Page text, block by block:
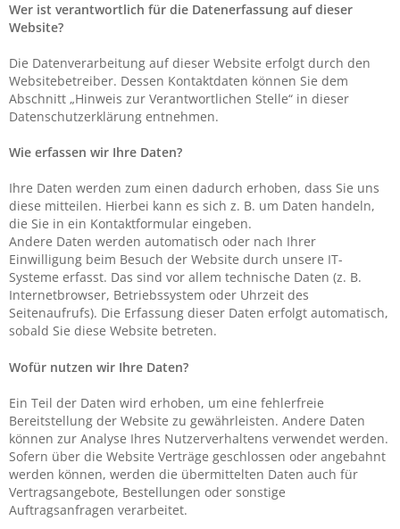
Wer ist verantwortlich für die Datenerfassung auf dieser
Website?
Die Datenverarbeitung auf dieser Website erfolgt durch den
Websitebetreiber. Dessen Kontaktdaten können Sie dem
Abschnitt „Hinweis zur Verantwortlichen Stelle“ in dieser
Datenschutzerklärung entnehmen.
Wie erfassen wir Ihre Daten?
Ihre Daten werden zum einen dadurch erhoben, dass Sie uns
diese mitteilen. Hierbei kann es sich z. B. um Daten handeln,
die Sie in ein Kontaktformular eingeben.
Andere Daten werden automatisch oder nach Ihrer
Einwilligung beim Besuch der Website durch unsere IT-
Systeme erfasst. Das sind vor allem technische Daten (z. B.
Internetbrowser, Betriebssystem oder Uhrzeit des
Seitenaufrufs). Die Erfassung dieser Daten erfolgt automatisch,
sobald Sie diese Website betreten.
Wofür nutzen wir Ihre Daten?
Ein Teil der Daten wird erhoben, um eine fehlerfreie
Bereitstellung der Website zu gewährleisten. Andere Daten
können zur Analyse Ihres Nutzerverhaltens verwendet werden.
Sofern über die Website Verträge geschlossen oder angebahnt
werden können, werden die übermittelten Daten auch für
Vertragsangebote, Bestellungen oder sonstige
Auftragsanfragen verarbeitet.